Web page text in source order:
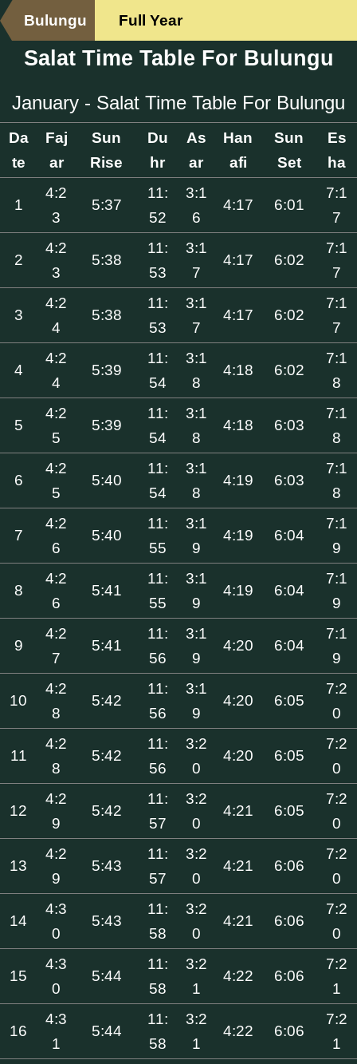
Bulungu Full Year
Salat Time Table For Bulungu
January - Salat Time Table For Bulungu
Da
te
Faj
ar
Sun
Rise
Du
hr
As
ar
Han
afi
Sun
Set
Es
ha
1
4:2
3
5:37
11:
52
3:1
6
4:17 6:01
7:1
7
2
4:2
3
5:38
11:
53
3:1
7
4:17 6:02
7:1
7
3
4:2
4
5:38
11:
53
3:1
7
4:17 6:02
7:1
7
4
4:2
4
5:39
11:
54
3:1
8
4:18 6:02
7:1
8
5
4:2
5
5:39
11:
54
3:1
8
4:18 6:03
7:1
8
6
4:2
5
5:40
11:
54
3:1
8
4:19 6:03
7:1
8
7
4:2
6
5:40
11:
55
3:1
9
4:19 6:04
7:1
9
8
4:2
6
5:41
11:
55
3:1
9
4:19 6:04
7:1
9
9
4:2
7
5:41
11:
56
3:1
9
4:20 6:04
7:1
9
10
4:2
8
5:42
11:
56
3:1
9
4:20 6:05
7:2
0
11
4:2
8
5:42
11:
56
3:2
0
4:20 6:05
7:2
0
12
4:2
9
5:42
11:
57
3:2
0
4:21 6:05
7:2
0
13
4:2
9
5:43
11:
57
3:2
0
4:21 6:06
7:2
0
14
4:3
0
5:43
11:
58
3:2
0
4:21 6:06
7:2
0
15
4:3
0
5:44
11:
58
3:2
1
4:22 6:06
7:2
1
16
4:3
1
5:44
11:
58
3:2
1
4:22 6:06
7:2
1